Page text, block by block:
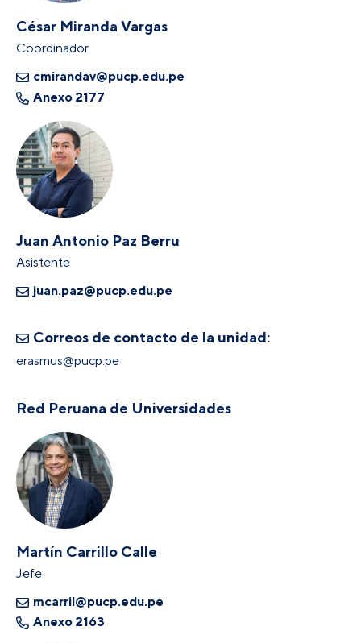
César Miranda Vargas
Coordinador
cmirandav@pucp.edu.pe
Anexo 2177
Juan Antonio Paz Berru
Asistente
juan.paz@pucp.edu.pe
Correos de contacto de la unidad:
erasmus@pucp.pe
Red Peruana de Universidades
Martín Carrillo Calle
Jefe
mcarril@pucp.edu.pe
Anexo 2163